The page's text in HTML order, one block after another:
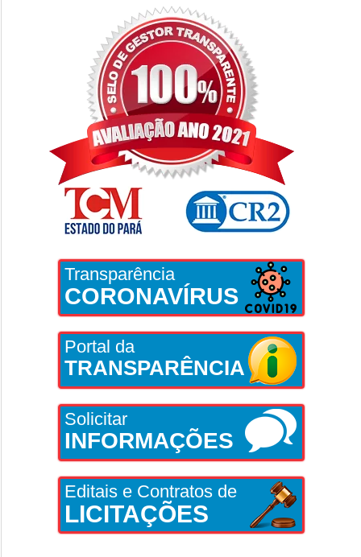
Transparência
CORONAVÍRUS
Portal da
TRANSPARÊNCIA
Solicitar
INFORMAÇÕES
Editais e Contratos de
LICITAÇÕES